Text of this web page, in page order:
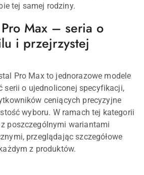
tej samej rodziny.
Max – seria o
i przejrzystej
Pro Max to jednorazowe modele
serii o ujednoliconej specyfikacji,
ceniących precyzyjne
wyboru. W ramach tej kategorii
poszczególnymi wariantami
przeglądając szczegółowe
z produktów.